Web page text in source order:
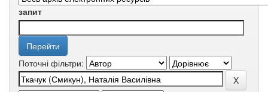
запит
Поточні фільтри: